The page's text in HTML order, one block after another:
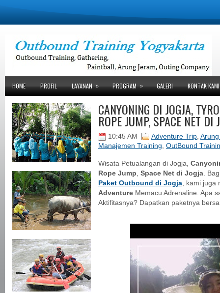
HOME PROFIL LAYANAN » PROGRAM » GALERI KONTAK KAMI
CANYONING DI JOGJA,
ROPE JUMP, SPACE NET DI
10:45 AM Adventure Trip,
Manajemen Training, OutBound
Wisata Petualangan di Jogja,
Rope Jump, Space Net di Jogja.
Paket Outbound di Jogja, kami juga
Adventure Memacu Adrenaline. Apa
Aktifitasnya? Dapatkan paketnya